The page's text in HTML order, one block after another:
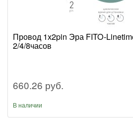
Провод 1х2pin Эра FITO-
2/4/8часов
660.26 руб.
В наличии